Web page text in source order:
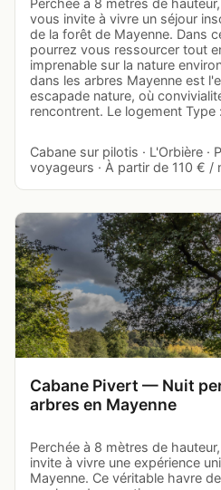
Perchée à 8 mètres de
vous invite à vivre un séjour
de la forêt de Mayenne. Dans
pourrez vous ressourcer tout
imprenable sur la nature
dans les arbres Mayenne est
escapade nature, où
rencontrent. Le logement Type
Cabane sur pilotis · L'Orbière ·
voyageurs · À partir de 110 € /
Cabane Pivert — Nuit
arbres en Mayenne
Perchée à 8 mètres de
invite à vivre une expérience
Mayenne. Ce véritable havre